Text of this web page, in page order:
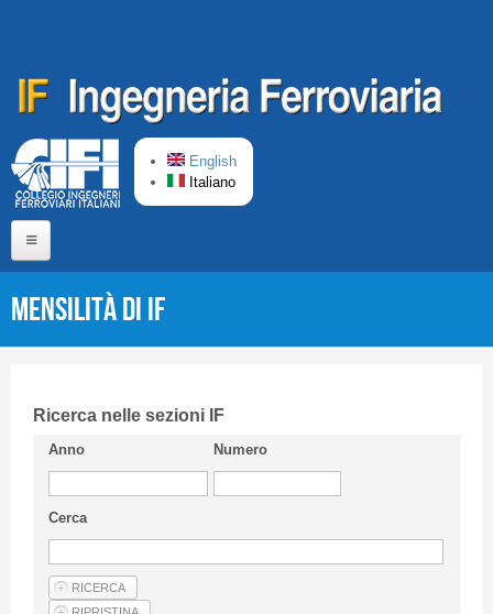
English
Italiano
CIFI in breve
Linee Guida
Privacy Policy
Articoli
Mensilità di IF
Ricerca nelle sezioni IF
Anno Numero
Cerca